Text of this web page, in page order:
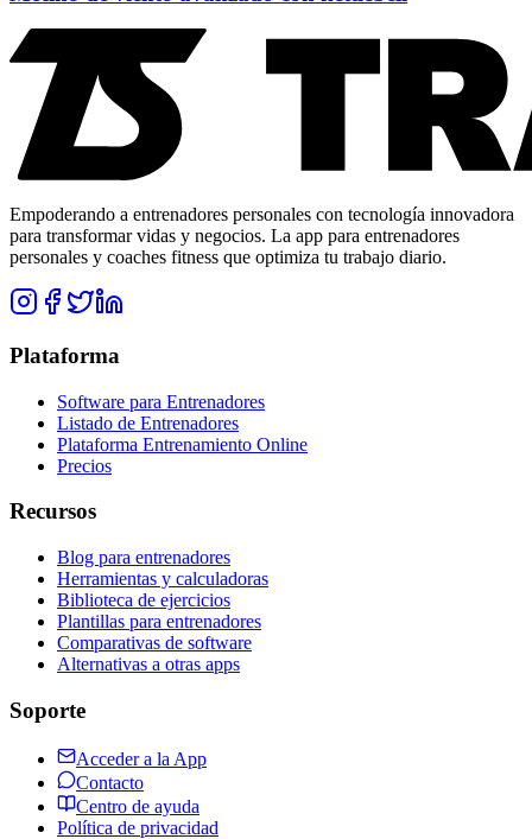
Empoderando a entrenadores personales con tecnología innovadora
para transformar vidas y negocios. La app para entrenadores
personales y coaches fitness que optimiza tu trabajo diario.
Plataforma
Software para Entrenadores
Listado de Entrenadores
Plataforma Entrenamiento Online
Precios
Recursos
Blog para entrenadores
Herramientas y calculadoras
Biblioteca de ejercicios
Plantillas para entrenadores
Comparativas de software
Alternativas a otras apps
Soporte
Acceder a la App
Contacto
Centro de ayuda
Política de privacidad